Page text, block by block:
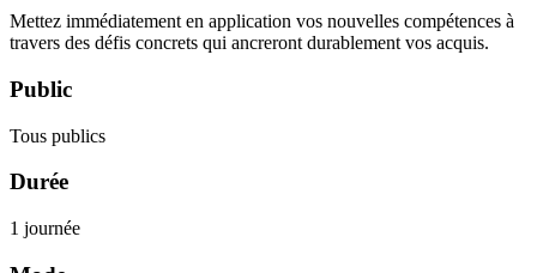
Mettez immédiatement en application vos nouvelles compétences à
travers des défis concrets qui ancreront durablement vos acquis.
Public
Tous publics
Durée
1 journée